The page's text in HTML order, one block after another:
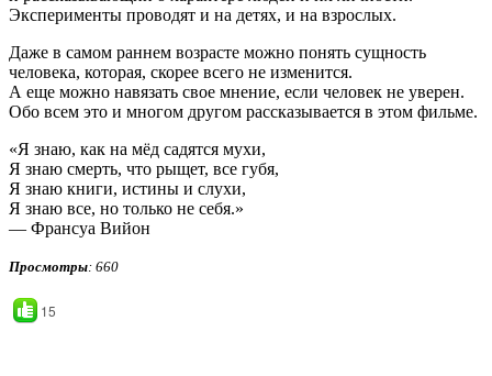
Эксперименты проводят и на детях, и на взрослых.
Даже в самом раннем возрасте можно понять сущность
человека, которая, скорее всего не изменится.
А еще можно навязать свое мнение, если человек не уверен.
Обо всем это и многом другом рассказывается в этом фильме.
«Я знаю, как на мёд садятся мухи,
Я знаю смерть, что рыщет, все губя,
Я знаю книги, истины и слухи,
Я знаю все, но только не себя.»
— Франсуа Вийон
Просмотры: 660
15